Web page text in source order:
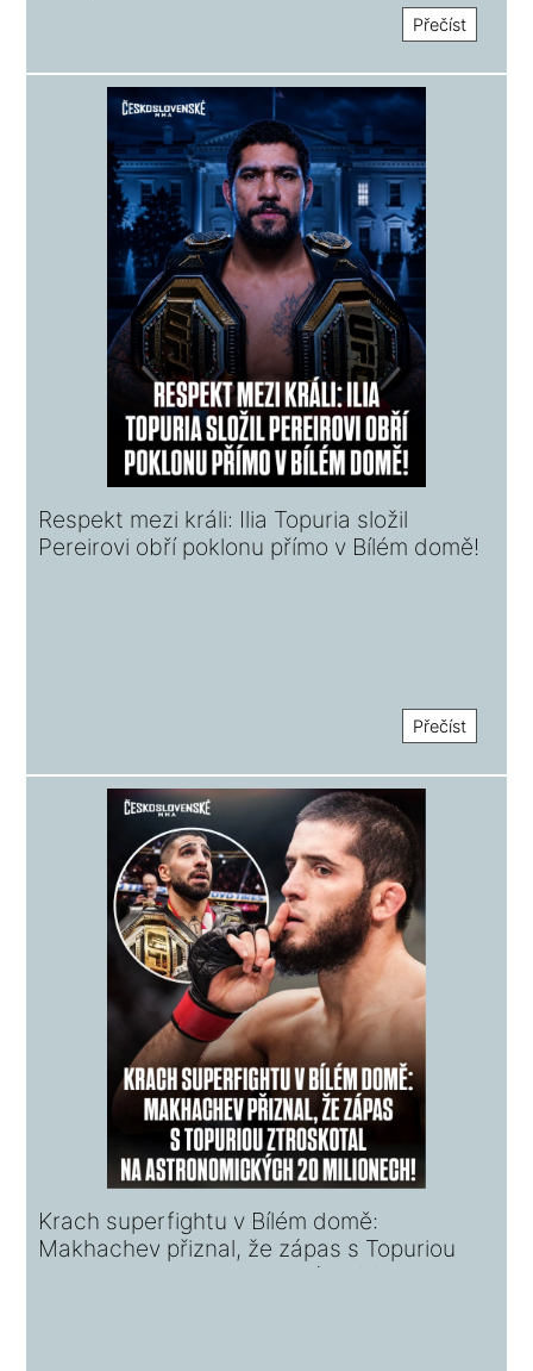
domě!
Přečíst
Respekt mezi králi: Ilia Topuria složil
Pereirovi obří poklonu přímo v Bílém domě!
Přečíst
Krach superfightu v Bílém domě:
Makhachev přiznal, že zápas s Topuriou
ztroskotal na astronomických 20 milionech!